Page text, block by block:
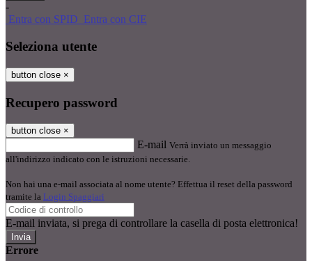
-
Entra con SPID Entra con CIE
Seleziona utente
button close ×
Recupero password
button close ×
E-mail Verrà inviato un messaggio
all'indirizzo indicato con le istruzioni necessarie.
Non hai una e-mail associata al nome utente? Effettua il reset della password
tramite la Login Spaggiari
E-mail inviata, si prega di controllare la casella di posta elettronica!
Errore